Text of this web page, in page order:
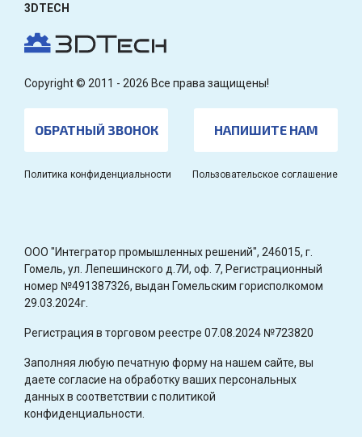
3DTECH
Copyright © 2011 - 2026 Все права защищены!
ОБРАТНЫЙ ЗВОНОК НАПИШИТЕ НАМ
Политика конфиденциальности Пользовательское соглашение
OOO "Интегратор промышленных решений", 246015, г.
Гомель, ул. Лепешинского д.7И, оф. 7, Регистрационный
номер №491387326, выдан Гомельским горисполкомом
29.03.2024г.
Регистрация в торговом реестре 07.08.2024 №723820
Заполняя любую печатную форму на нашем сайте, вы
даете согласие на обработку ваших персональных
данных в соответствии с политикой
конфиденциальности.